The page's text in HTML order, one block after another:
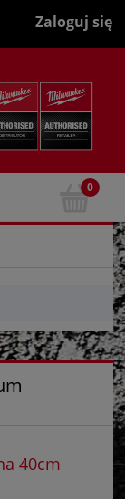
Zaloguj się
40cm